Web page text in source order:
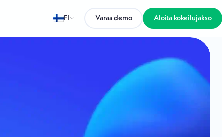
FI Varaa demo Aloita kokeilujakso